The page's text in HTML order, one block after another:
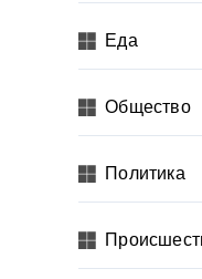
Еда
Общество
Политика